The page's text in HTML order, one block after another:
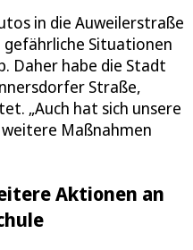
in die Auweilerstraße
Situationen
Daher habe die Stadt
Straße,
„Auch hat sich unsere
Maßnahmen
Aktionen an